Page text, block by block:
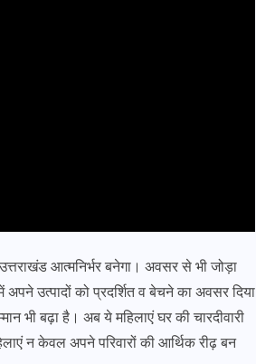
आत्मनिर्भर बनेगा। अवसर से भी जोड़ा
अपने उत्पादों को प्रदर्शित व बेचने का अवसर दिया
भी बढ़ा है। अब ये महिलाएं घर की चारदीवारी
न केवल अपने परिवारों की आर्थिक रीढ़ बन